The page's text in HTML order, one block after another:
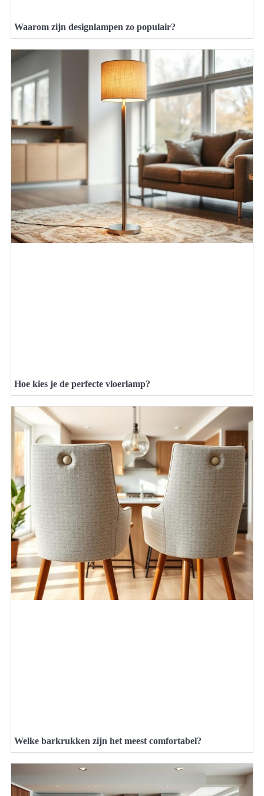
Waarom zijn designlampen zo populair?
Hoe kies je de perfecte vloerlamp?
Welke barkrukken zijn het meest comfortabel?